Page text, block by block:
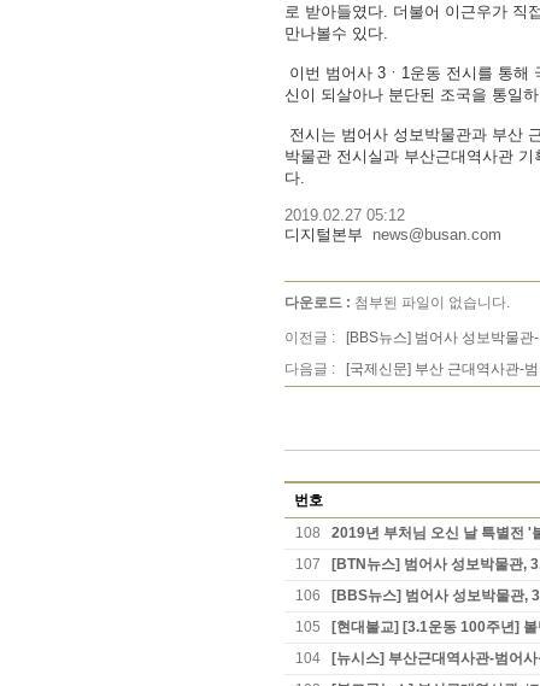
로 받아들였다. 더불어 이근우가 직
만나볼수 있다.
이번 범어사 3ㆍ1운동 전시를 통해
신이 되살아나 분단된 조국을 통일
전시는 범어사 성보박물관과 부산
박물관 전시실과 부산근대역사관
다.
2019.02.27 05:12
디지털본부 news@busan.com
다운로드 : 첨부된 파일이 없습니다.
이전글 :
[BBS뉴스] 범어사 성보박물
다음글 :
[국제신문] 부산 근대역사관-
번호
108
2019년 부처님 오신 날 특별전 '
107
[BTN뉴스] 범어사 성보박물관,
106
[BBS뉴스] 범어사 성보박물관,
105
[현대불교] [3.1운동 100주년]
104
[뉴시스] 부산근대역사관-범어